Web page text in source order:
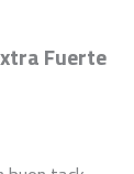
Fuerte